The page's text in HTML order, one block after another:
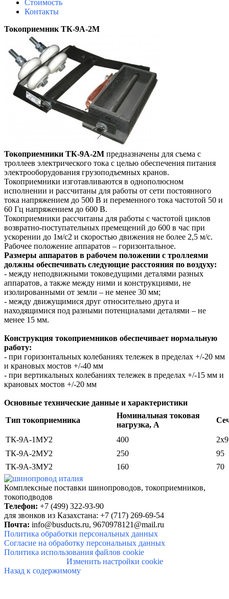
Стоимость
Контакты
Токоприемник ТК-9А-2М
Токоприемники ТК-9А-2М предназначены для съема с
троллеев электрического тока с целью обеспечения питания
электрооборудования грузоподъемных кранов.
Токоприемники изготавливаются в однополюсном
исполнении и рассчитаны для работы от сети постоянного
тока напряжением до 500 В и переменного тока частотой 50 и
60 Гц напряжением до 600 В.
Токоприемники рассчитаны для работы с частотой циклов
возвратно-поступательных премещений до 600 в час при
ускорении до 1м/с2 и скоростью движения не более 2,5 м/с.
Рабочее положение аппаратов – горизонтальное.
Размеры аппаратов в рабочем положении с троллеями
должны обеспечивать следующие расстояния по воздуху:
- между неподвижными токоведущими деталями разных
аппаратов, а также между ними и конструкциями, не
изолированными от земли – не менее 30 мм;
- между движущимися друг относительно друга и
находящимися под разными потенциалами деталями – не
менее 15 мм.
Конструкция токоприемников обеспечивает нормальную
работу:
- при горизонтальных колебаниях тележек в пределах +/-20 мм
и крановых мостов +/-40 мм
- при вертикальных колебаниях тележек в пределах +/-15 мм и
крановых мостов +/-20 мм
Основные технические данные и характеристики
Тип токоприемника
Номинальная токовая
нагрузка, А
ТК-9А-1МУ2 400
ТК-9А-2МУ2
250
95
ТК-9А-3МУ2
160 70
Комплексные поставки шинопроводов, токоприемников,
токоподводов
Телефон: +7 (499) 322-93-90
для звонков из Казахстана: +7 (717) 269-69-54
Почта: info@busducts.ru, 9670978121@mail.ru
Политика обработки персональных данных
Согласие на обработку персональных данных
Политика использования файлов cookie
Изменить настройки cookie
Назад к содержимому